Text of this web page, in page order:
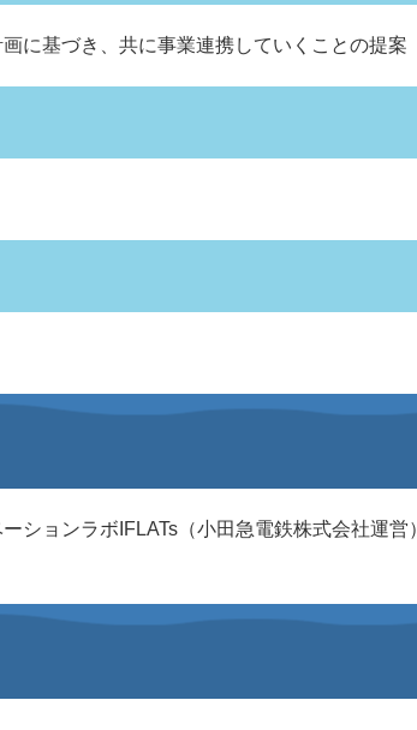
に基づき、共に事業連携していくことの提案
ションラボIFLATs（小田急電鉄株式会社運営